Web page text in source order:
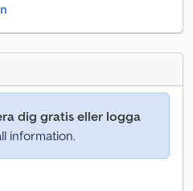
dig gratis eller logga
information.